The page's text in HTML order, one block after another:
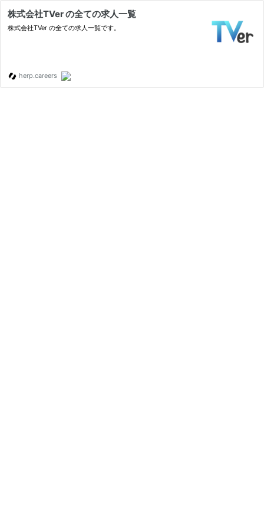
株式会社TVer の全ての求人一覧
株式会社TVer の全ての求人一覧です。
herp.careers